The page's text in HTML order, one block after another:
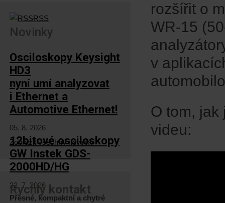
rozšířit o
WR-15
v
O tom, jak
videu:
RSS
Novinky
Osciloskopy Keysight
HD3
nyní umí analyzovat
i Ethernet a
Automotive Ethernet!
05. 8. 2026
12bitové osciloskopy
GW Instek GDS-
2000HD/HG
22. 7. 2026
Přesné, kompaktní a chytré
Zobrazit všechny novinky
Rychlý kontakt